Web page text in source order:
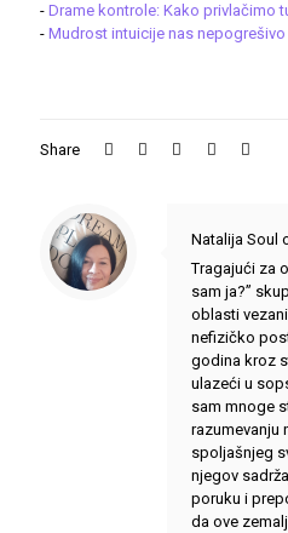
- Drame kontrole: Kako privlačimo
- Mudrost intuicije nas
Share
Natalija Soul
Tragajući za
sam ja?”
oblasti
nefizičko
godina kroz
ulazeći u
sam mnoge
razumevanju
spoljašnjeg
njegov
poruku i
da ove